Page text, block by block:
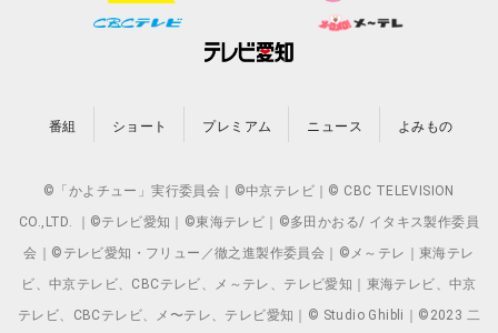
番組 ショート プレミアム ニュース よみもの
©「かよチュー」実行委員会｜©中京テレビ｜© CBC TELEVISION
CO.,LTD. ｜©テレビ愛知｜©東海テレビ｜©多田かおる/ イタキス製作委員
会｜©テレビ愛知・フリュー／徹之進製作委員会｜©メ～テレ｜東海テレ
ビ、中京テレビ、CBCテレビ、メ～テレ、テレビ愛知｜東海テレビ、中京
テレビ、CBCテレビ、メ〜テレ、テレビ愛知｜© Studio Ghibli｜©2023 二